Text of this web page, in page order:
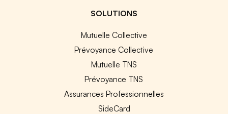
SOLUTIONS
Mutuelle Collective
Prévoyance Collective
Mutuelle TNS
Prévoyance TNS
Assurances Professionnelles
SideCard